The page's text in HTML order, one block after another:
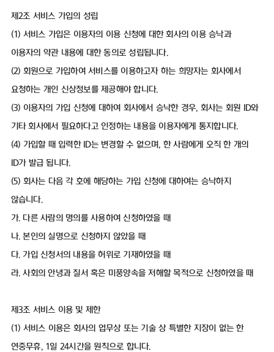
제2조 서비스 가입의 성립
(1) 서비스 가입은 이용자의 이용 신청에 대한 회사의 이용 승낙과
이용자의 약관 내용에 대한 동의로 성립됩니다.
(2) 회원으로 가입하여 서비스를 이용하고자 하는 희망자는 회사에서
요청하는 개인 신상정보를 제공해야 합니다.
(3) 이용자의 가입 신청에 대하여 회사에서 승낙한 경우, 회사는 회원 ID와
기타 회사에서 필요하다고 인정하는 내용을 이용자에게 통지합니다.
(4) 가입할 때 입력한 ID는 변경할 수 없으며, 한 사람에게 오직 한 개의
ID가 발급 됩니다.
(5) 회사는 다음 각 호에 해당하는 가입 신청에 대하여는 승낙하지
않습니다.
가. 다른 사람의 명의를 사용하여 신청하였을 때
나. 본인의 실명으로 신청하지 않았을 때
다. 가입 신청서의 내용을 허위로 기재하였을 때
라. 사회의 안녕과 질서 혹은 미풍양속을 저해할 목적으로 신청하였을 때
제3조 서비스 이용 및 제한
(1) 서비스 이용은 회사의 업무상 또는 기술 상 특별한 지장이 없는 한
연중무휴, 1일 24시간을 원칙으로 합니다.